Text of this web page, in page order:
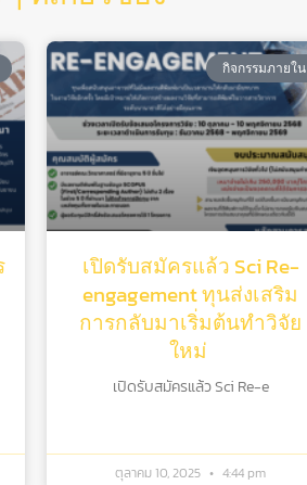
กิจกรรมภายใน
เปิดรับสมัครแล้ว Sci Re-
engagement ทุนส่งเสริม
การกลับมาเริ่มต้นทําวิจัย
ใหม่
เปิดรับสมัครแล้ว Sci Re-e
ตุลาคม 10, 2025 4:44 pm